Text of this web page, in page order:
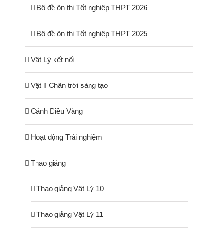
Bộ đề ôn thi Tốt nghiệp THPT 2026
Bộ đề ôn thi Tốt nghiệp THPT 2025
Vật Lý kết nối
Vật lí Chân trời sáng tạo
Cánh Diều Vàng
Hoạt động Trải nghiệm
Thao giảng
Thao giảng Vật Lý 10
Thao giảng Vật Lý 11